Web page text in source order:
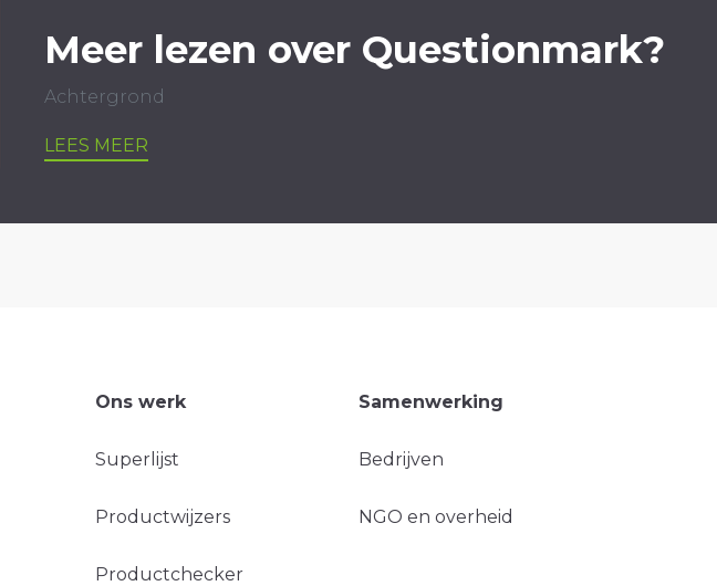
Meer lezen over Questionmark?
Achtergrond
LEES MEER
Ons werk
Superlijst
Productwijzers
Productchecker
Samenwerking
Bedrijven
NGO en overheid